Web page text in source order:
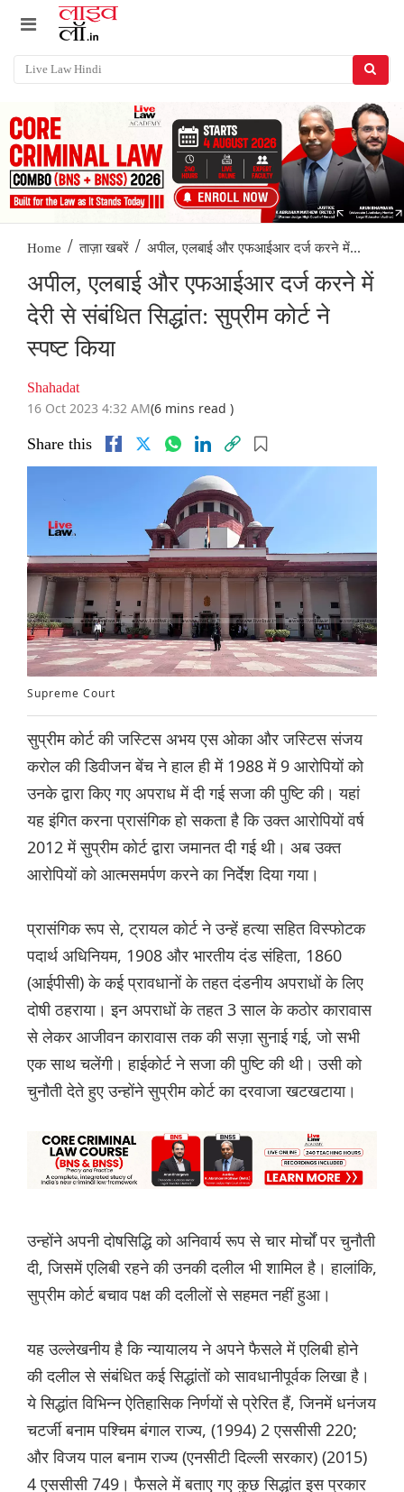
Home / ताज़ा खबरें / अपील, एलबाई और एफआईआर दर्ज करने में...
अपील, एलबाई और एफआईआर दर्ज करने में
देरी से संबंधित सिद्धांत: सुप्रीम कोर्ट ने
स्पष्ट किया
Shahadat
16 Oct 2023 4:32 AM(6 mins read )
Share this
Supreme Court
सुप्रीम कोर्ट की जस्टिस अभय एस ओका और जस्टिस संजय
करोल की डिवीजन बेंच ने हाल ही में 1988 में 9 आरोपियों को
उनके द्वारा किए गए अपराध में दी गई सजा की पुष्टि की। यहां
यह इंगित करना प्रासंगिक हो सकता है कि उक्त आरोपियों वर्ष
2012 में सुप्रीम कोर्ट द्वारा जमानत दी गई थी। अब उक्त
आरोपियों को आत्मसमर्पण करने का निर्देश दिया गया।
प्रासंगिक रूप से, ट्रायल कोर्ट ने उन्हें हत्या सहित विस्फोटक
पदार्थ अधिनियम, 1908 और भारतीय दंड संहिता, 1860
(आईपीसी) के कई प्रावधानों के तहत दंडनीय अपराधों के लिए
दोषी ठहराया। इन अपराधों के तहत 3 साल के कठोर कारावास
से लेकर आजीवन कारावास तक की सज़ा सुनाई गई, जो सभी
एक साथ चलेंगी। हाईकोर्ट ने सजा की पुष्टि की थी। उसी को
चुनौती देते हुए उन्होंने सुप्रीम कोर्ट का दरवाजा खटखटाया।
उन्होंने अपनी दोषसिद्धि को अनिवार्य रूप से चार मोर्चों पर चुनौती
दी, जिसमें एलिबी रहने की उनकी दलील भी शामिल है। हालांकि,
सुप्रीम कोर्ट बचाव पक्ष की दलीलों से सहमत नहीं हुआ।
यह उल्लेखनीय है कि न्यायालय ने अपने फैसले में एलिबी होने
की दलील से संबंधित कई सिद्धांतों को सावधानीपूर्वक लिखा है।
ये सिद्धांत विभिन्न ऐतिहासिक निर्णयों से प्रेरित हैं, जिनमें धनंजय
चटर्जी बनाम पश्चिम बंगाल राज्य, (1994) 2 एससीसी 220;
और विजय पाल बनाम राज्य (एनसीटी दिल्ली सरकार) (2015)
4 एससीसी 749। फैसले में बताए गए कुछ सिद्धांत इस प्रकार